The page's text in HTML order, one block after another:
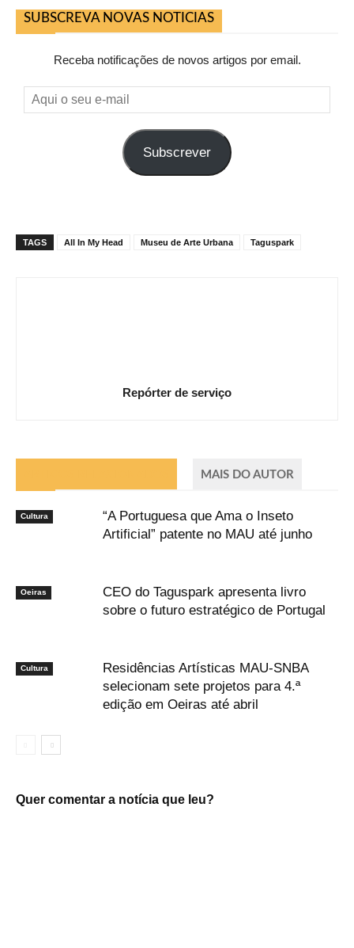
SUBSCREVA NOVAS NOTICIAS
Receba notificações de novos artigos por email.
Aqui
o
Subscrever
TAGS All In My Head Museu de Arte Urbana Taguspark
Repórter de serviço
MAIS DO AUTOR
Cultura
“A Portuguesa que Ama o Inseto
Artificial” patente no MAU até junho
Oeiras
CEO do Taguspark apresenta livro
sobre o futuro estratégico de Portugal
Cultura
Residências Artísticas MAU-SNBA
selecionam sete projetos para 4.ª
edição em Oeiras até abril
Quer comentar a notícia que leu?